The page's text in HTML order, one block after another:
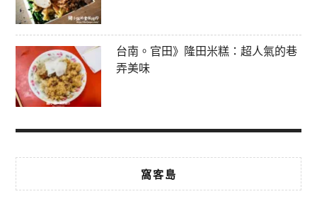
台南。官田》隆田米糕：超人氣的巷
弄美味
窩客島